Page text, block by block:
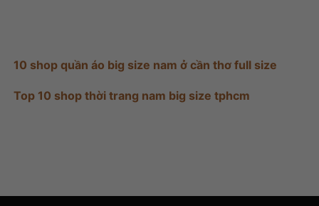
10 shop quần áo big size nam ở cần thơ full size
Top 10 shop thời trang nam big size tphcm